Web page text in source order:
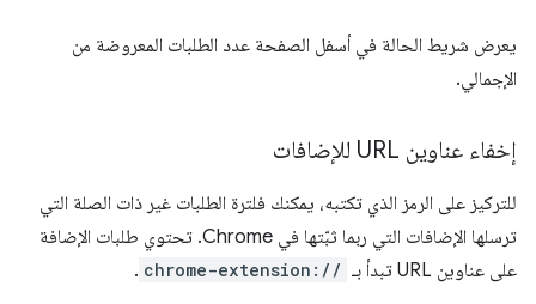
يعرض شريط الحالة في أسفل الصفحة عدد الطلبات المعروضة من
الإجمالي.
إخفاء عناوين URL للإضافات
للتركيز على الرمز الذي تكتبه، يمكنك فلترة الطلبات غير ذات الصلة التي
ترسلها الإضافات التي ربما ثبّتها في Chrome. تحتوي طلبات الإضافة
على عناوين URL تبدأ بـ
chrome-extension://
.